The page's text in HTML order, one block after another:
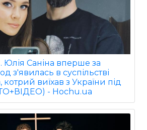
Юлія Саніна вперше за
з'явилась в суспільстві
котрий виїхав з України під
- Hochu.ua